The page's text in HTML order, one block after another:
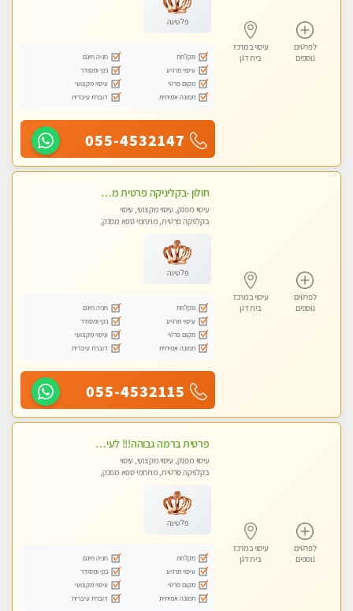
לפרטים
נוספים
עיסוי במרכז
בית דגן
פלטינה
מקלחת
חניה חינם
עיסוי מרגיע
נקי ומסודר
מקום פרטי
עיסוי מקצועי
תמונה אמיתית
דוברת עיברית
055-4532147
לפרטים
נוספים
עיסוי במרכז
בית דגן
חולון -בקליניקה פרטית מפגש טיפולי !!! מקצועי בלבד - professional therapist ללא מין !!
עיסוי מפנק, עיסוי מקצועי, עיסוי
בקלניקה פרטית, מתחמי ספא מפנק,
פלטינה
מקלחת
חניה חינם
עיסוי מרגיע
נקי ומסודר
מקום פרטי
עיסוי מקצועי
תמונה אמיתית
דוברת עיברית
055-4532115
לפרטים
נוספים
עיסוי במרכז
בית דגן
פרטית ברמה גבוהה!!! לעיסוי מפנק vip מומלץ לרציניים בלבד!!ללא מין
עיסוי מפנק, עיסוי מקצועי, עיסוי
בקלניקה פרטית, מתחמי ספא מפנק,
פלטינה
מקלחת
חניה חינם
עיסוי מרגיע
נקי ומסודר
מקום פרטי
עיסוי מקצועי
תמונה אמיתית
דוברת עיברית